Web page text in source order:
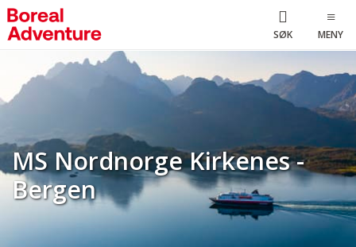
SØK MENY
MS Nordnorge Kirkenes -
Bergen